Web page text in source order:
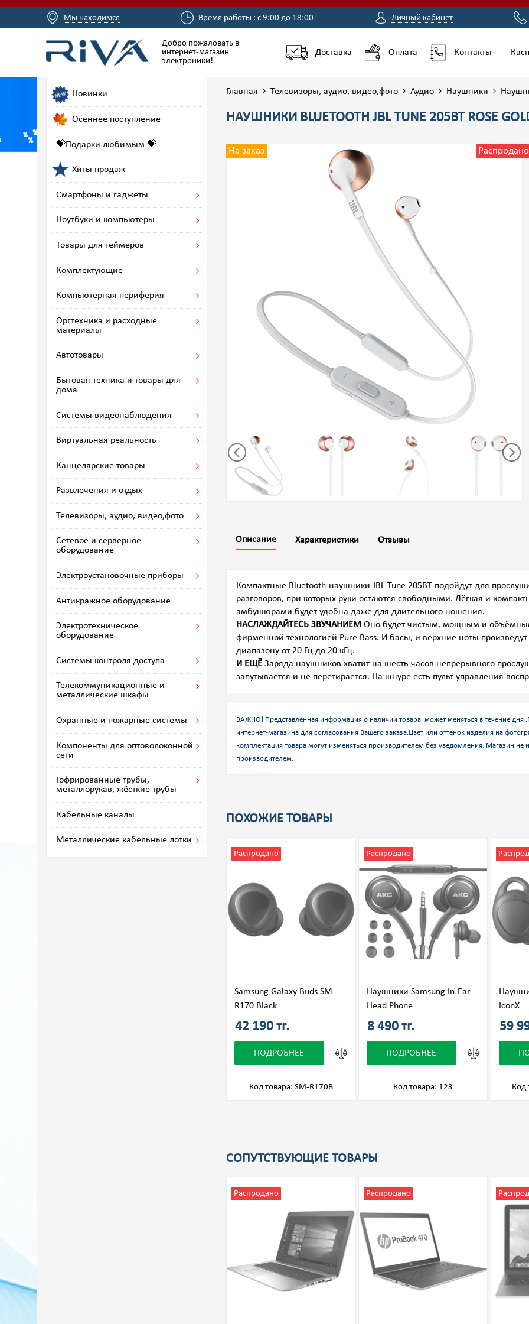
Мы находимся Время работы : с 9:00 до 18:00 Личный кабинет
Добро пожаловать в
интернет-магазин
электроники!
Доставка Оплата Контакты
Главная Телевизоры, аудио, видео,фото Аудио Наушники
НАУШНИКИ BLUETOOTH JBL TUNE 205BT ROSE
На заказ Распродано
Описание
Компактные Bluetooth-наушники JBL Tune 205BT подойдут для
разговоров, при которых руки остаются свободными. Лёгкая и
амбушюрами будет удобна даже для длительного ношения.
НАСЛАЖДАЙТЕСЬ ЗВУЧАНИЕМ Оно будет чистым, мощным и
фирменной технологией Pure Bass. И басы, и верхние ноты
диапазону от 20 Гц до 20 кГц.
И ЕЩЁ Заряда наушников хватит на шесть часов непрерывного
запутывается и не перетирается. На шнуре есть пульт управления
Характеристики Отзывы
ВАЖНО! Представленная информация о наличии товара может меняться в течение дня
интернет-магазина для согласования Вашего заказа. Цвет или оттенок изделия на
комплектация товара могут изменяться производителем без уведомления. Магазин не
производителем.
ПОХОЖИЕ ТОВАРЫ
Samsung Galaxy Buds SM-
R170 Black
Распродано
42 190 тг.
ПОДРОБНЕЕ
Код товара: SM-R170B
Наушники Samsung In-Ear
Head Phone
Распродано
8 490 тг.
ПОДРОБНЕЕ
Код товара: 123
IconX
59
Код
СОПУТСТВУЮЩИЕ ТОВАРЫ
Распродано Распродано
Новинки
Осеннее поступление
💝Подарки любимым 💝
Хиты продаж
Смартфоны и гаджеты
Ноутбуки и компьютеры
Товары для геймеров
Комплектующие
Компьютерная периферия
Оргтехника и расходные
материалы
Автотовары
Бытовая техника и товары для
дома
Системы видеонаблюдения
Виртуальная реальность
Канцелярские товары
Развлечения и отдых
Телевизоры, аудио, видео,фото
Сетевое и серверное
оборудование
Электроустановочные приборы
Антикражное оборудование
Электротехническое
оборудование
Системы контроля доступа
Телекоммуникационные и
металлические шкафы
Охранные и пожарные системы
Компоненты для оптоволоконной
сети
Гофрированные трубы,
металлорукав, жёсткие трубы
Кабельные каналы
Металлические кабельные лотки